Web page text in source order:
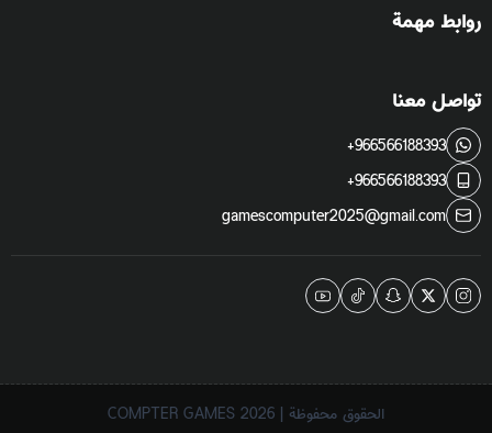
روابط مهمة
تواصل معنا
+966566188393
+966566188393
gamescomputer2025@gmail.com
الحقوق محفوظة | 2026 COMPTER GAMES